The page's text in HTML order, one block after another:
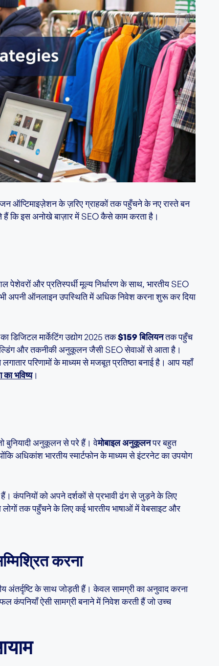
ऑप्टिमाइज़ेशन के ज़रिए ग्राहकों तक पहुँचने के नए रास्ते बन
हैं कि इस अनोखे बाज़ार में SEO कैसे काम करता है।
और प्रतिस्पर्धी मूल्य निर्धारण के साथ, भारतीय SEO
अपनी ऑनलाइन उपस्थिति में अधिक निवेश करना शुरू कर दिया
डिजिटल मार्केटिंग उद्योग 2025 तक$159 बिलियनतक पहुँच
बिल्डिंग और तकनीकी अनुकूलन जैसी SEO सेवाओं से आता है।
परिणामों के माध्यम से मजबूत प्रतिष्ठा बनाई है। आप यहाँ
भविष्य।
बुनियादी अनुकूलन से परे हैं। वेमोबाइल अनुकूलनपर बहुत
अधिकांश भारतीय स्मार्टफोन के माध्यम से इंटरनेट का उपयोग
हैं। कंपनियों को अपने दर्शकों से प्रभावी ढंग से जुड़ने के लिए
लोगों तक पहुँचने के लिए कई भारतीय भाषाओं में वेबसाइट और
करना
अंतर्दृष्टि के साथ जोड़ती हैं। केवल सामग्री का अनुवाद करना
कंपनियाँ ऐसी सामग्री बनाने में निवेश करती हैं जो उच्च